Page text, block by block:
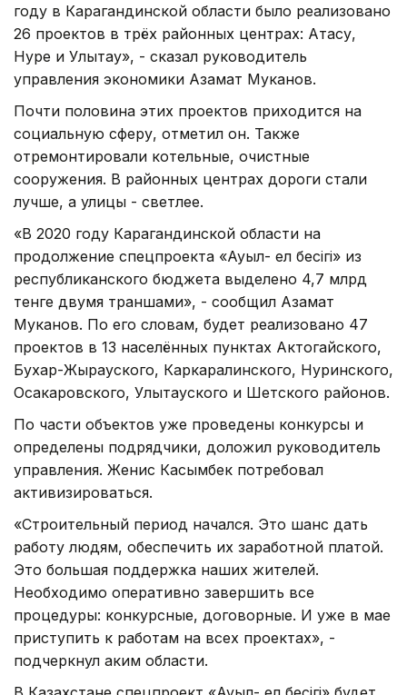
году в Карагандинской области было реализовано
26 проектов в трёх районных центрах: Атасу,
Нуре и Улытау», - сказал руководитель
управления экономики Азамат Муканов.
Почти половина этих проектов приходится на
социальную сферу, отметил он. Также
отремонтировали котельные, очистные
сооружения. В районных центрах дороги стали
лучше, а улицы - светлее.
«В 2020 году Карагандинской области на
продолжение спецпроекта «Ауыл- ел бесiгi» из
республиканского бюджета выделено 4,7 млрд
тенге двумя траншами», - сообщил Азамат
Муканов. По его словам, будет реализовано 47
проектов в 13 населённых пунктах Актогайского,
Бухар-Жырауского, Каркаралинского, Нуринского,
Осакаровского, Улытауского и Шетского районов.
По части объектов уже проведены конкурсы и
определены подрядчики, доложил руководитель
управления. Женис Касымбек потребовал
активизироваться.
«Строительный период начался. Это шанс дать
работу людям, обеспечить их заработной платой.
Это большая поддержка наших жителей.
Необходимо оперативно завершить все
процедуры: конкурсные, договорные. И уже в мае
приступить к работам на всех проектах», -
подчеркнул аким области.